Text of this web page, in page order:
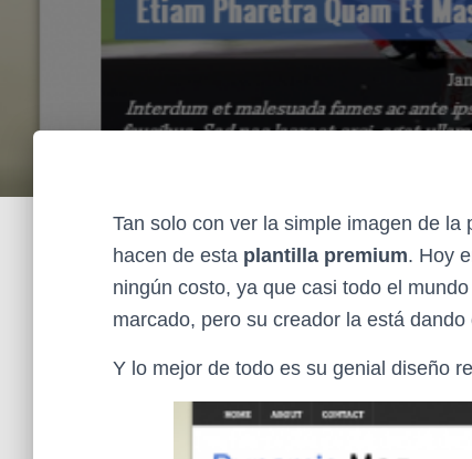
Tan solo con ver la simple imagen de
hacen de esta plantilla premium. Hoy
ningún costo, ya que casi todo el
marcado, pero su creador la está
Y lo mejor de todo es su genial diseño